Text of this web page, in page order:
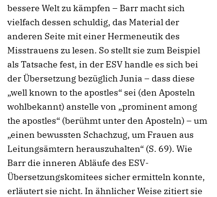
bessere Welt zu kämpfen – Barr macht sich
vielfach dessen schuldig, das Material der
anderen Seite mit einer Hermeneutik des
Misstrauens zu lesen. So stellt sie zum Beispiel
als Tatsache fest, in der ESV handle es sich bei
der Übersetzung bezüglich Junia – dass diese
„well known to the apostles“ sei (den Aposteln
wohlbekannt) anstelle von „prominent among
the apostles“ (berühmt unter den Aposteln) – um
„einen bewussten Schachzug, um Frauen aus
Leitungsämtern herauszuhalten“ (S. 69). Wie
Barr die inneren Abläufe des ESV-
Übersetzungskomitees sicher ermitteln konnte,
erläutert sie nicht. In ähnlicher Weise zitiert sie